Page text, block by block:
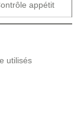
appétit
utilisés